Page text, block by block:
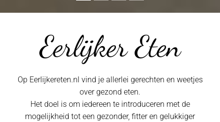
Eerlijker Eten
Op Eerlijkereten.nl vind je allerlei gerechten en weetjes
over gezond eten.
Het doel is om iedereen te introduceren met de
mogelijkheid tot een gezonder, fitter en gelukkiger